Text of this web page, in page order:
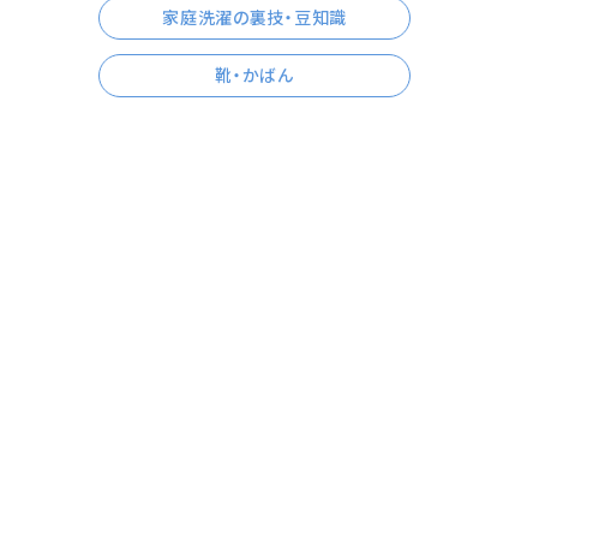
家庭洗濯の裏技・豆知識
靴・かばん